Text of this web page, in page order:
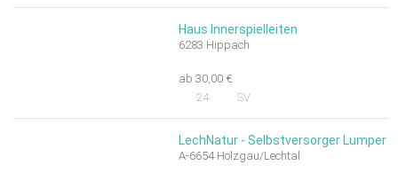
Haus Innerspielleiten
6283 Hippach
ab 30,00 €
24
SV
LechNatur - Selbstversorger Lumper
A-6654 Holzgau/Lechtal